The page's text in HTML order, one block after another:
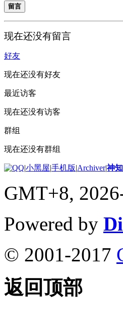
留言
现在还没有留言
好友
现在还没有好友
最近访客
现在还没有访客
群组
现在还没有群组
|小黑屋|手机版|Archiver|神
GMT+8,
Powered by
© 2001-2017
返回顶部